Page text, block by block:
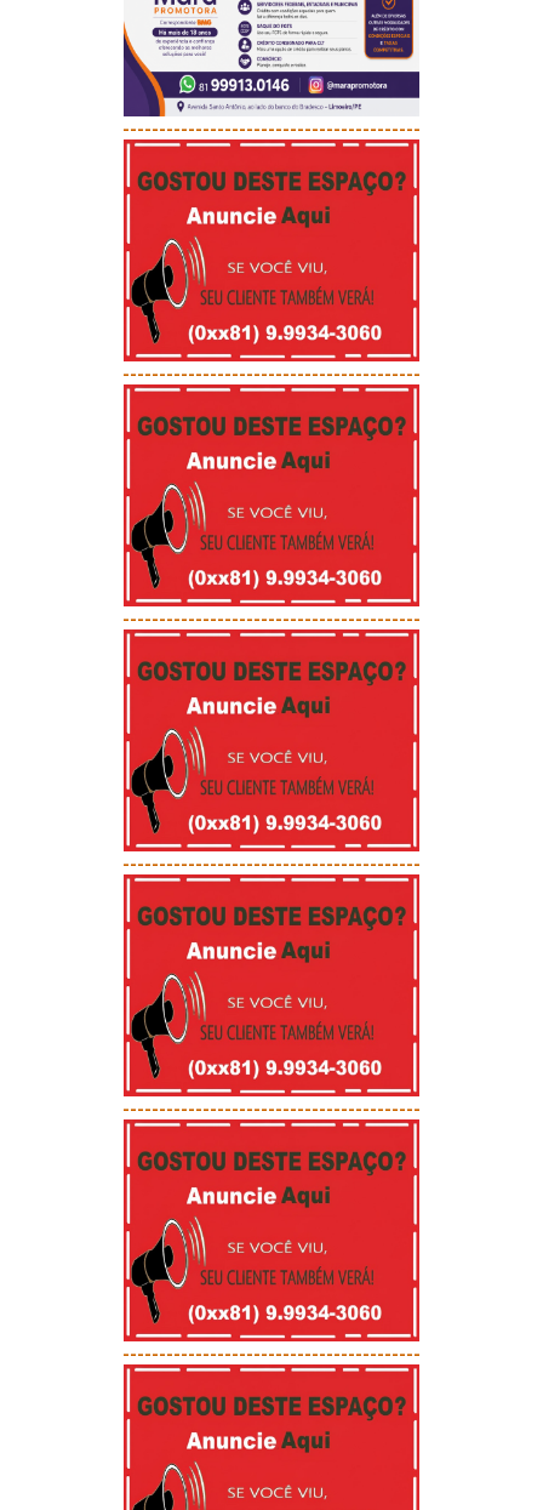
-----------------------------------------
-----------------------------------------
-----------------------------------------
-----------------------------------------
-----------------------------------------
-----------------------------------------